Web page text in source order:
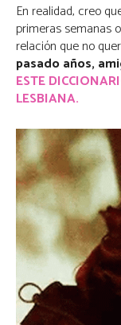
En realidad, creo
primeras semanas
relación que no
pasado años,
ESTE
LESBIANA.